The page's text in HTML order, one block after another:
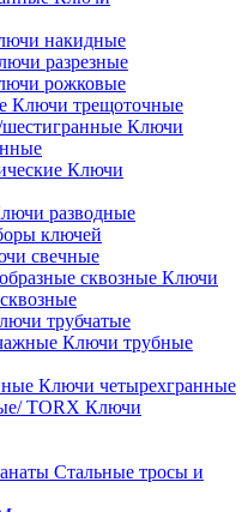
накидные
разрезные
рожковые
Ключи трещоточные
Ключи
Ключи
разводные
ключей
свечные
Ключи
трубчатые
Ключи трубные
Ключи четырехгранные
Ключи
Стальные тросы и